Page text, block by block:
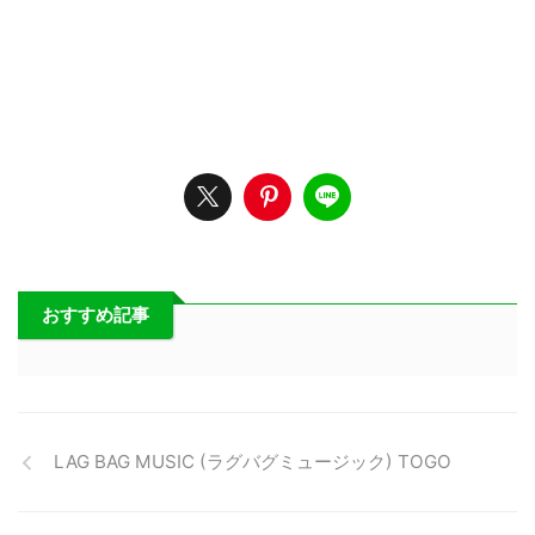
おすすめ記事
LAG BAG MUSIC (ラグバグミュージック) TOGO